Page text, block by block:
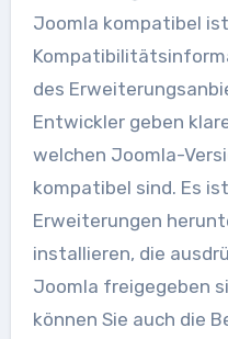
Joomla kompatibel
des
Entwickler geben
welchen Joomla-
kompatibel sind. Es
Erweiterungen
installieren, die
Joomla freigegeben
können Sie auch die